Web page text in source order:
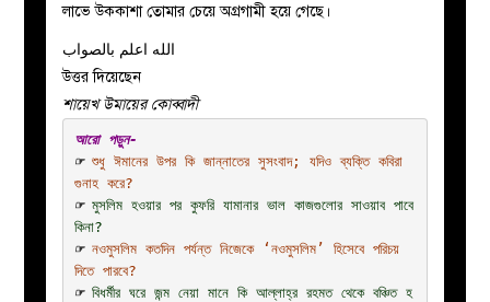
লাভে উককাশা তোমার চেয়ে অগ্রগামী হয়ে গেছে।
الله اعلم بالصواب
উত্তর দিয়েছেন
শায়েখ উমায়ের কোব্বাদী
আরো পড়ুন-
☞ শুধু ঈমানের উপর কি জান্নাতের সুসংবাদ; যদিও ব্যক্তি কবিরা
গুনাহ করে?
☞ মুসলিম হওয়ার পর কুফরি যামানার ভাল কাজগুলোর সাওয়াব পাবে
কিনা?
☞ নওমুসলিম কতদিন পর্যন্ত নিজেকে ‘নওমুসলিম’ হিসেবে পরিচয়
দিতে পারবে?
☞ বিধর্মীর ঘরে জন্ম নেয়া মানে কি আল্লাহ্‌র রহমত থেকে বঞ্চিত হ